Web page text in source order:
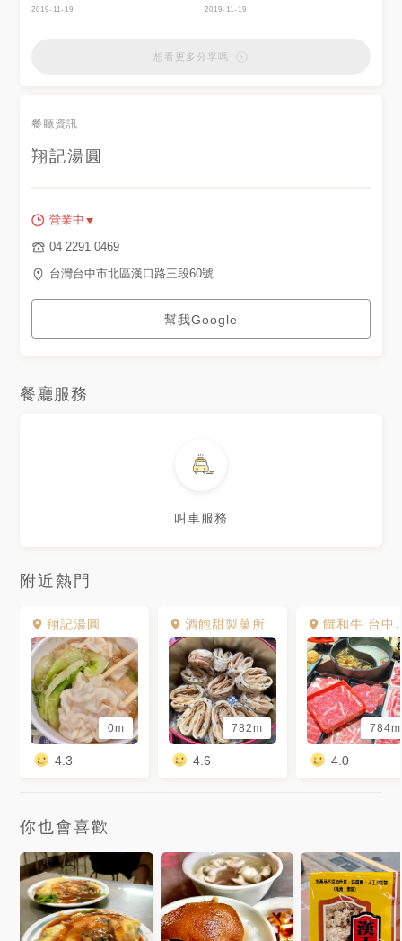
2019-11-19 2019-11-19
想看更多分享嗎
餐廳資訊
翔記湯圓
營業中
04 2291 0469
台灣台中市北區漢口路三段60號
幫我Google
餐廳服務
叫車服務
附近熱門
翔記湯圓
0m
4.3
酒飽甜製菓所
782m
4.6
饌和牛 台中二店
784m
4.0
你也會喜歡